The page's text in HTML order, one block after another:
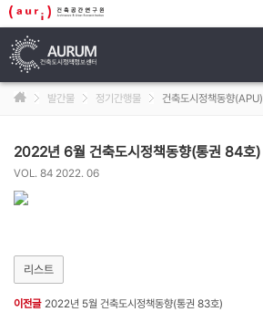
발간물 정기간행물 건축도시정책동향(APU)
2022년 6월 건축도시정책동향(통권 84호)
VOL. 84 2022. 06
리스트
이전글 2022년 5월 건축도시정책동향(통권 83호)